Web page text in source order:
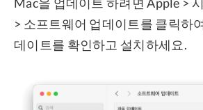
> 소프트웨어 업데이트를 클릭하
데이트를 확인하고 설치하세요.